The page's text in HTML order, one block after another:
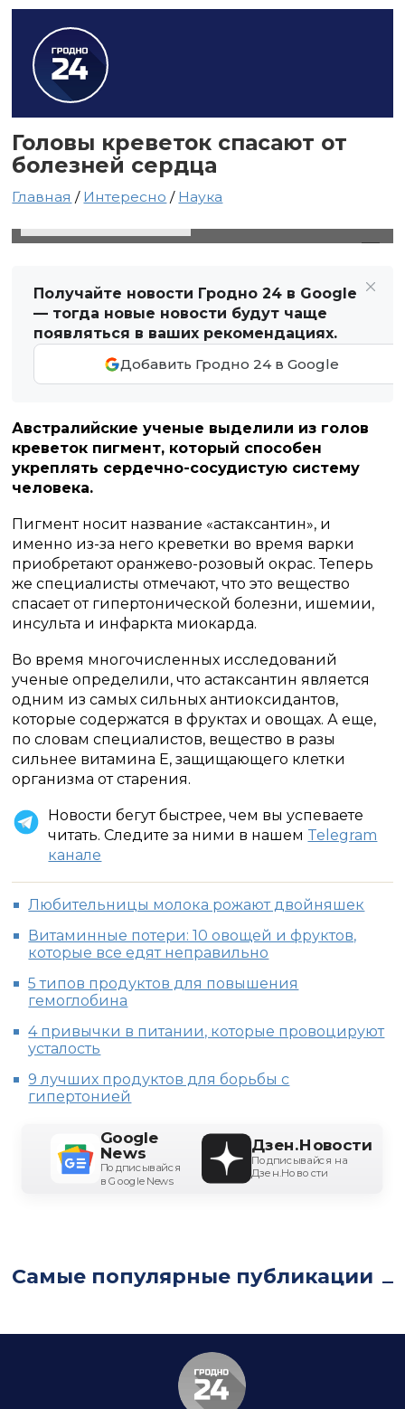
Головы креветок спасают от
болезней сердца
Главная / Интересно / Наука
Получайте новости Гродно 24 в Google
— тогда новые новости будут чаще
появляться в ваших рекомендациях.
Добавить Гродно 24 в Google
Австралийские ученые выделили из голов
креветок пигмент, который способен
укреплять сердечно-сосудистую систему
человека.
Пигмент носит название «астаксантин», и
именно из-за него креветки во время варки
приобретают оранжево-розовый окрас. Теперь
же специалисты отмечают, что это вещество
спасает от гипертонической болезни, ишемии,
инсульта и инфаркта миокарда.
Во время многочисленных исследований
ученые определили, что астаксантин является
одним из самых сильных антиоксидантов,
которые содержатся в фруктах и овощах. А еще,
по словам специалистов, вещество в разы
сильнее витамина Е, защищающего клетки
организма от старения.
Новости бегут быстрее, чем вы успеваете
читать. Следите за ними в нашем Telegram
канале
Любительницы молока рожают двойняшек
Витаминные потери: 10 овощей и фруктов,
которые все едят неправильно
5 типов продуктов для повышения
гемоглобина
4 привычки в питании, которые провоцируют
усталость
9 лучших продуктов для борьбы с
гипертонией
Google
News
Подписывайся
в Google News
Дзен.Новости
Подписывайся на
Дзен.Новости
Самые популярные публикации